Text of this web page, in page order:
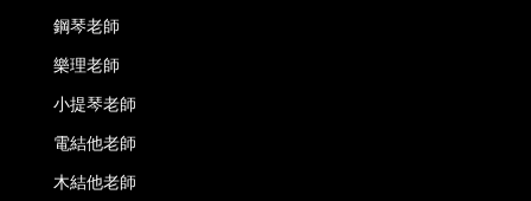
鋼琴老師
樂理老師
小提琴老師
電結他老師
木結他老師